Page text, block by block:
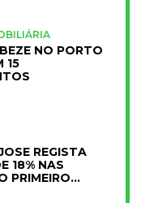
NO PORTO
15
REGISTA
18% NAS
PRIMEIRO